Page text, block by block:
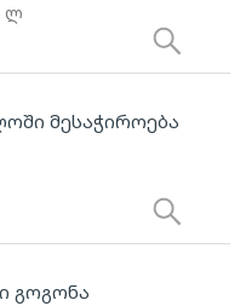
ლ
მესაჭიროება
გოგონა